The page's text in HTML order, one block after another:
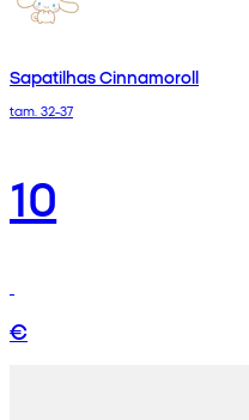
Sapatilhas Cinnamoroll
tam. 32-37
10
€